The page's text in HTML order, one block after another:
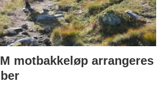
motbakkeløp arrangeres